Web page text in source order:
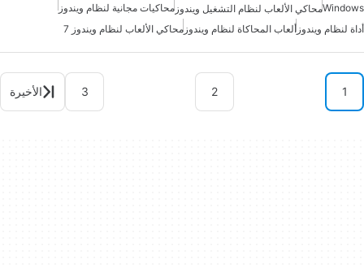
Windowsمحاكي الألعاب لنظام التشغيل ويندوز محاكيات مجانية لنظام ويندوز
أداة لنظام ويندوز ألعاب المحاكاة لنظام ويندوز محاكي الألعاب لنظام ويندوز 7
1
2
3 الأخيرة